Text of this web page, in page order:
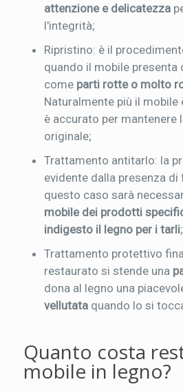
attenzione e delicatezza
l'integrità;
Ripristino: è il
quando il mobile presenta
come parti rotte o molto
Naturalmente più il mobile
è accurato per mantenere
originale;
Trattamento antitarlo: la
evidente dalla presenza di
questo caso sarà
mobile dei prodotti
indigesto il legno per i tarli;
Trattamento protettivo
restaurato si stende una
dona al legno una
vellutataquando lo si
Quanto costa
mobile in legno?